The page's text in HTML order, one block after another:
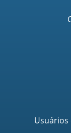
Usuários